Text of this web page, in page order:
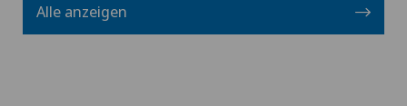
Alle anzeigen